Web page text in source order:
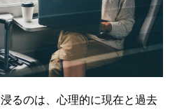
るのは、心理的に現在と過去